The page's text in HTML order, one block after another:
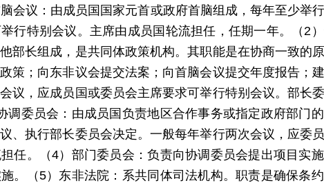
会议：由成员国国家元首或政府首脑组成，每年至少举
行特别会议。主席由成员国轮流担任，任期一年。（2
部长组成，是共同体政策机构。其职能是在协商一致的
策；向东非议会提交法案；向首脑会议提交年度报告；
议，应成员国或委员会主席要求可举行特别会议。部长
调委员会：由成员国负责地区合作事务或指定政府部门
、执行部长委员会决定。一般每年举行两次会议，应委
任。（4）部门委员会：负责向协调委员会提出项目实
。（5）东非法院：系共同体司法机构。职责是确保条